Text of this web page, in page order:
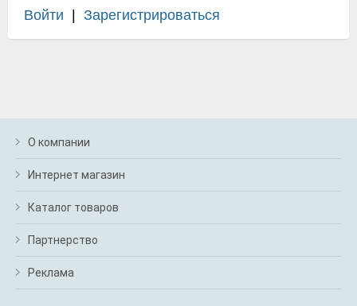
Войти Зарегистрироваться
О компании
Интернет магазин
Каталог товаров
Партнерство
Реклама